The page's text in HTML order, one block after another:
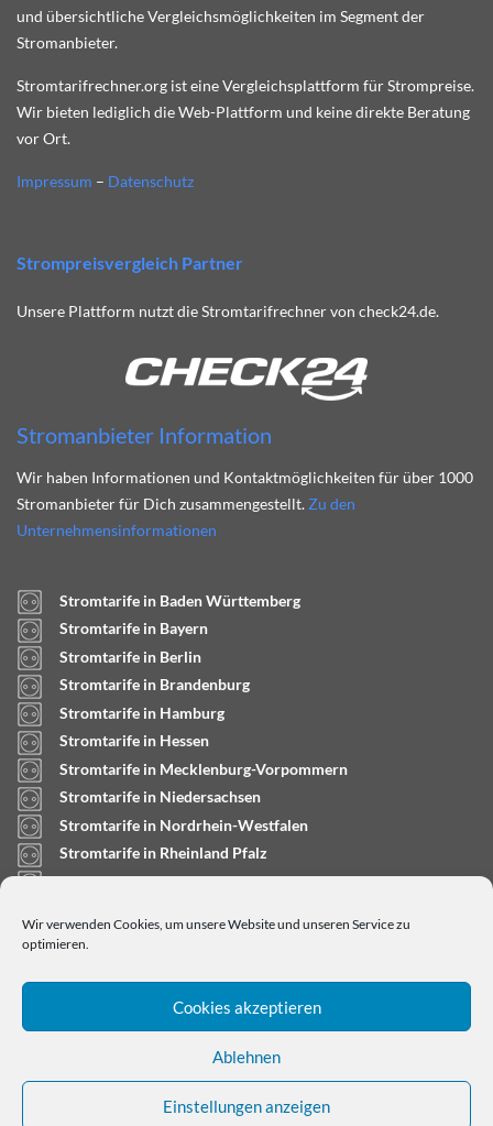
Wir verwenden Cookies, um unsere Website und unseren Service zu
optimieren.
Cookies akzeptieren
Ablehnen
Einstellungen anzeigen
und übersichtliche Vergleichsmöglichkeiten im Segment der
Stromanbieter.
Stromtarifrechner.org ist eine Vergleichsplattform für Strompreise.
Wir bieten lediglich die Web-Plattform und keine direkte Beratung
vor Ort.
Impressum – Datenschutz
Strompreisvergleich Partner
Unsere Plattform nutzt die Stromtarifrechner von check24.de.
Stromanbieter Information
Wir haben Informationen und Kontaktmöglichkeiten für über 1000
Stromanbieter für Dich zusammengestellt. Zu den
Unternehmensinformationen
Stromtarife in Baden Württemberg
Stromtarife in Bayern
Stromtarife in Berlin
Stromtarife in Brandenburg
Stromtarife in Hamburg
Stromtarife in Hessen
Stromtarife in Mecklenburg-Vorpommern
Stromtarife in Niedersachsen
Stromtarife in Nordrhein-Westfalen
Stromtarife in Rheinland Pfalz
Stromtarife in Saarland
Stromtarife in Schleswig-Holstein
Copyright © 2024stromtarifrechner.org